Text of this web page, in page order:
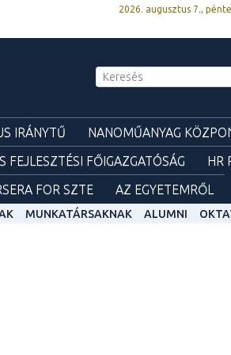
2026. augusztus 7.,
IRÁNYTŰ
NANOMŰANYAG
FEJLESZTÉSI FŐIGAZGATÓSÁG
HR
FOR SZTE AZ EGYETEMRŐL
MUNKATÁRSAKNAK ALUMNI